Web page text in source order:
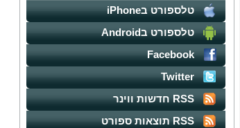
טלספורט בiPhone
טלספורט בAndroid
Facebook
Twitter
RSS חדשות ווינר
RSS תוצאות ספורט